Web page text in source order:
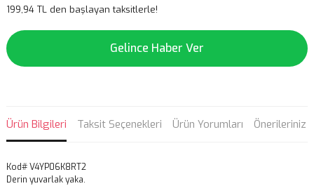
199,94 TL den başlayan taksitlerle!
Gelince Haber Ver
Ürün Bilgileri Taksit Seçenekleri Ürün Yorumları Önerileriniz
Kod# V4YP06K8RT2
Derin yuvarlak yaka.